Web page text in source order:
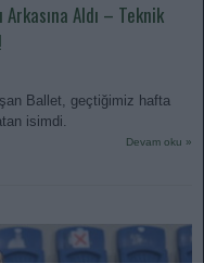
Aldı – Teknik
Ballet, geçtiğimiz hafta
isimdi.
Devam oku »